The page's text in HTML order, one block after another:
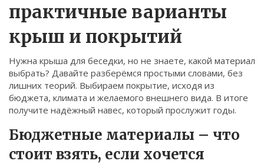
Меню
О нас
Условия использования
Политика конфиденциальности
ФЗ-152
Связаться
© 2026. Все права защищены.
практичные варианты
крыш и покрытий
Нужна крыша для беседки, но не знаете, какой материал
выбрать? Давайте разберёмся простыми словами, без
лишних теорий. Выбираем покрытие, исходя из
бюджета, климата и желаемого внешнего вида. В итоге
получите надёжный навес, который прослужит годы.
Бюджетные материалы – что
стоит взять, если хочется